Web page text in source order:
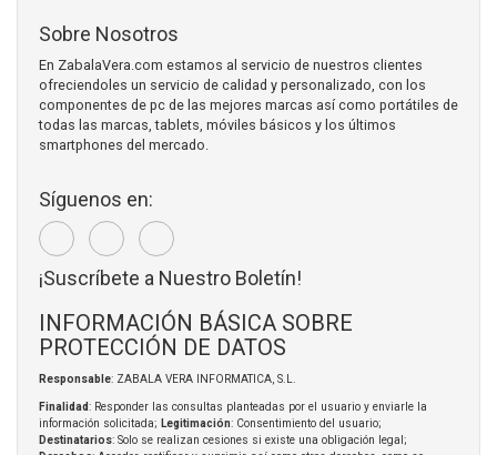
Sobre Nosotros
En ZabalaVera.com estamos al servicio de nuestros clientes
ofreciendoles un servicio de calidad y personalizado, con los
componentes de pc de las mejores marcas así como portátiles de
todas las marcas, tablets, móviles básicos y los últimos
smartphones del mercado.
Síguenos en:
¡Suscríbete a Nuestro Boletín!
INFORMACIÓN BÁSICA SOBRE
PROTECCIÓN DE DATOS
Responsable: ZABALA VERA INFORMATICA, S.L.
Finalidad: Responder las consultas planteadas por el usuario y enviarle la
información solicitada; Legitimación: Consentimiento del usuario;
Destinatarios: Solo se realizan cesiones si existe una obligación legal;